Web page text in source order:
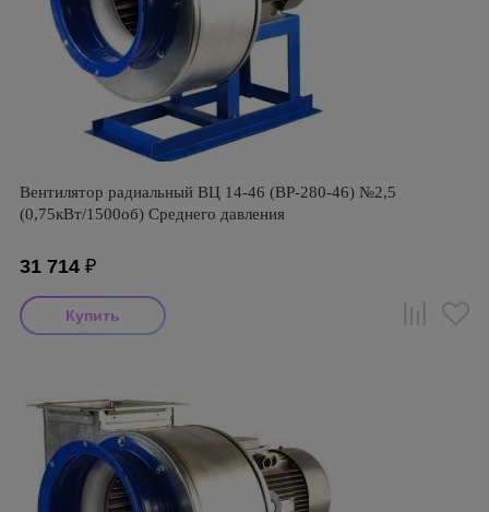
Вентилятор радиальный ВЦ 14-46 (ВР-280-46) №2,5
(0,75кВт/1500об) Среднего давления
31 714 ₽